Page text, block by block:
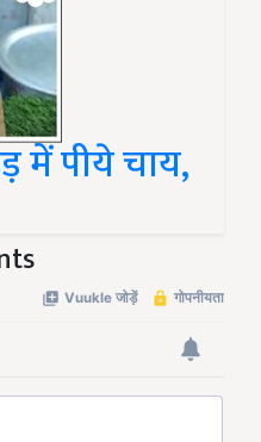
में पीये चाय,